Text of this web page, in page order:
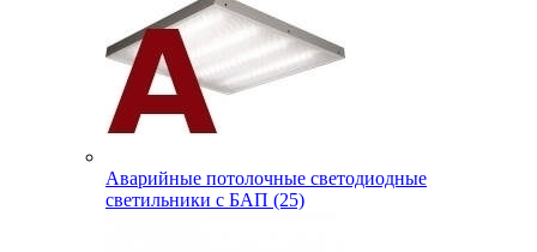
Аварийные потолочные светодиодные
светильники с БАП (25)